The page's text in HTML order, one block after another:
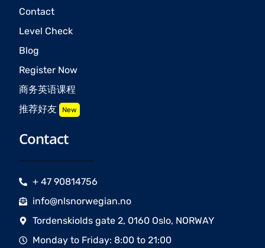
Contact
Level Check
Blog
Register Now
商务英语课程
推荐好友 New
Contact
+ 47 90814756
info@nlsnorwegian.no
Tordenskiolds gate 2, 0160 Oslo, NORWAY
Monday to Friday: 8:00 to 21:00